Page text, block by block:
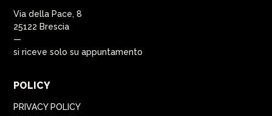
Via della Pace, 8
25122 Brescia
—
si riceve solo su appuntamento
POLICY
PRIVACY POLICY